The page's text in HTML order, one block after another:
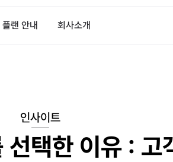
플랜 안내 회사소개
인사이트
택한 이유 : 고